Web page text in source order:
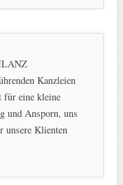
Kanzleien
für eine kleine
und Ansporn, uns
unsere Klienten